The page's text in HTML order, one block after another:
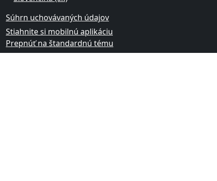
Súhrn uchovávaných údajov
Stiahnite si mobilnú aplikáciu
Prepnúť na štandardnú tému